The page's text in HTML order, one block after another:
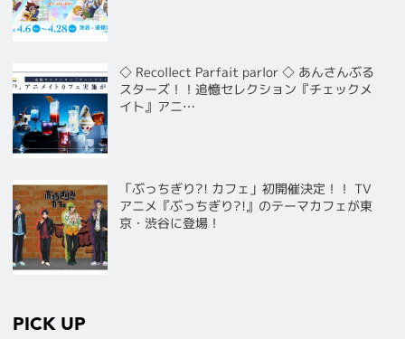
◇ Recollect Parfait parlor ◇ あんさんぶる
スターズ！！追憶セレクション『チェックメ
イト』アニ…
「ぶっちぎり?! カフェ」初開催決定！！ TV
アニメ『ぶっちぎり?!』のテーマカフェが東
京・渋谷に登場！
PICK UP